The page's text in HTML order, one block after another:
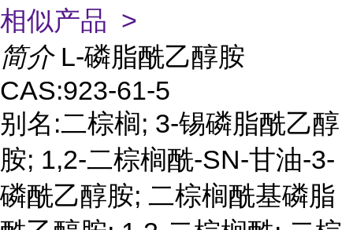
相似产品 >
简介 L-磷脂酰乙醇胺
CAS:923-61-5
别名:二棕榈; 3-锡磷脂酰乙醇
胺; 1,2-二棕榈酰-SN-甘油-3-
磷酰乙醇胺; 二棕榈酰基磷脂